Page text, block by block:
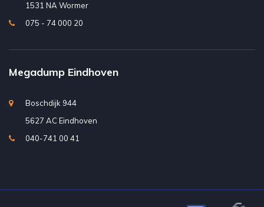
1531 NA Wormer
075 - 74 000 20
Megadump Eindhoven
Boschdijk 944
5627 AC Eindhoven
040-741 00 41